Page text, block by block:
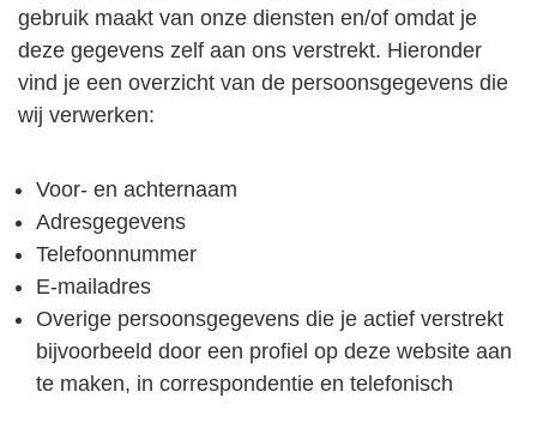
gebruik maakt van onze diensten en/of omdat je
deze gegevens zelf aan ons verstrekt. Hieronder
vind je een overzicht van de persoonsgegevens die
wij verwerken:
Voor- en achternaam
Adresgegevens
Telefoonnummer
E-mailadres
Overige persoonsgegevens die je actief verstrekt
bijvoorbeeld door een profiel op deze website aan
te maken, in correspondentie en telefonisch